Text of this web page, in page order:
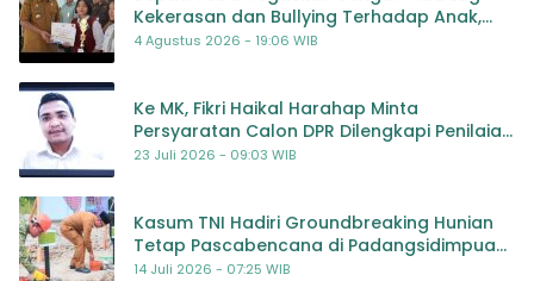
Kekerasan dan Bullying Terhadap Anak,
Dorong Kolaborasi Seluruh Pihak
4 Agustus 2026 - 19:06 WIB
Ke MK, Fikri Haikal Harahap Minta
Persyaratan Calon DPR Dilengkapi Penilaian
Kompetensi
23 Juli 2026 - 09:03 WIB
Kasum TNI Hadiri Groundbreaking Hunian
Tetap Pascabencana di Padangsidimpuan,
Harapan Baru bagi Penyintas
14 Juli 2026 - 07:25 WIB